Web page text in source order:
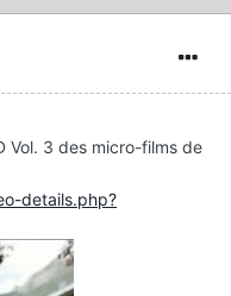
Vol. 3 des micro-films de
details.php?